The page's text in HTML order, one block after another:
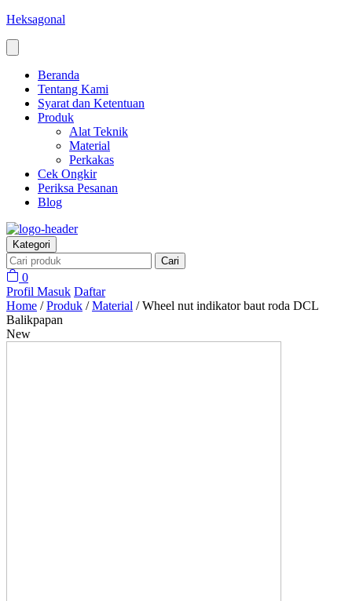
Heksagonal
Beranda
Tentang Kami
Syarat dan Ketentuan
Produk
Alat Teknik
Material
Perkakas
Cek Ongkir
Periksa Pesanan
Blog
Kategori
Cari
0
Profil Masuk Daftar
Home /Produk /Material /Wheel nut indikator baut roda DCL
Balikpapan
New